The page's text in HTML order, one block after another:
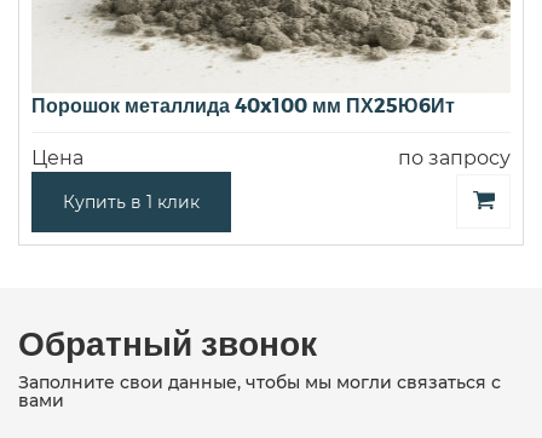
Порошок металлида 40x100 мм ПХ25Ю6Ит
Цена по запросу
Купить в 1 клик
Обратный звонок
Заполните свои данные, чтобы мы могли связаться с
вами